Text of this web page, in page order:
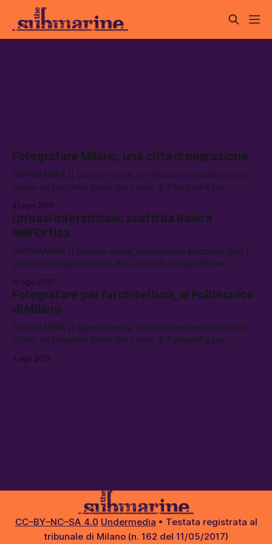
Fotografare Milano, una città di migrazione
DIAFRAMMA || Questo mese, un’edizione speciale: tutti i
giorni un progetto tratto dal corso di Fotografia per
Politecnico di Milano.
21 ago 2017
Un’oasi interstiziale: scatti da Balera
dell’Ortica
DIAFRAMMA || Questo mese, un’edizione speciale: tutti i
giorni un progetto tratto dal corso di Fotografia per
Politecnico di Milano.
17 ago 2017
Fotografare per l’architettura, al Politecnico
di Milano
DIAFRAMMA || Questo mese, un’edizione speciale: tutti i
giorni un progetto tratto dal corso di Fotografia per
Politecnico di Milano.
7 ago 2017
CC–BY–NC–SA 4.0 Undermedia • Testata registrata al
tribunale di Milano (n. 162 del 11/05/2017)